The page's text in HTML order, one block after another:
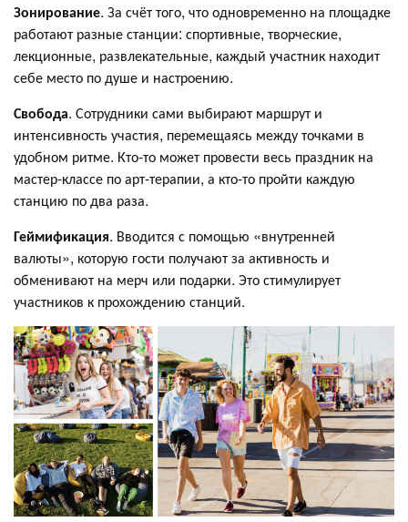
Зонирование. За счёт того, что одновременно на площадке
работают разные станции: спортивные, творческие,
лекционные, развлекательные, каждый участник находит
себе место по душе и настроению.
Свобода. Сотрудники сами выбирают маршрут и
интенсивность участия, перемещаясь между точками в
удобном ритме. Кто-то может провести весь праздник на
мастер-классе по арт-терапии, а кто-то пройти каждую
станцию по два раза.
Геймификация. Вводится с помощью «внутренней
валюты», которую гости получают за активность и
обменивают на мерч или подарки. Это стимулирует
участников к прохождению станций.